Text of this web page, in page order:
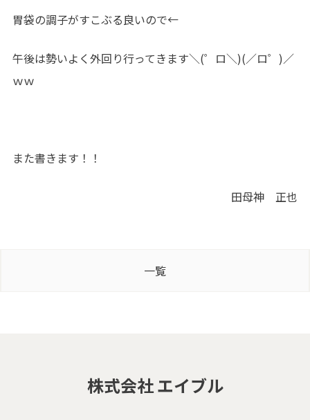
胃袋の調子がすこぶる良いので←
午後は勢いよく外回り行ってきます＼(゜ロ＼)(／ロ゜)／
ｗｗ
また書きます！！
田母神 正也
一覧
株式会社 エイブル